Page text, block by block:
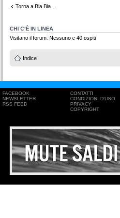
Torna a Bla Bla...
CHI C’È IN LINEA
Visitano il forum: Nessuno e 40 ospiti
Indice
FACEBOOK
NEWSLETTER
RSS FEED
CONTATTI
CONDIZIONI D'USO
PRIVACY
COPYRIGHT